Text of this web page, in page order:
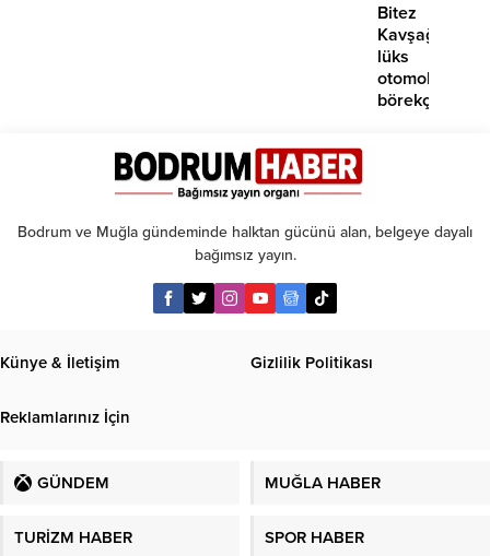
Bitez
Kavşağı’nda
lüks
otomobil
börekçiye
Bodrum ve Muğla gündeminde halktan gücünü alan, belgeye dayalı
bağımsız yayın.
Künye & İletişim Gizlilik Politikası
Reklamlarınız İçin
GÜNDEM MUĞLA HABER
TURİZM HABER SPOR HABER